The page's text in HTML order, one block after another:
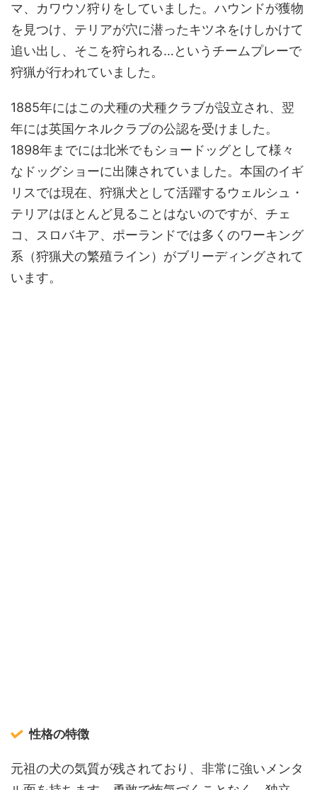
マ、カワウソ狩りをしていました。ハウンドが獲物
を見つけ、テリアが穴に潜ったキツネをけしかけて
追い出し、そこを狩られる…というチームプレーで
狩猟が行われていました。
1885年にはこの犬種の犬種クラブが設立され、翌
年には英国ケネルクラブの公認を受けました。
1898年までには北米でもショードッグとして様々
なドッグショーに出陳されていました。本国のイギ
リスでは現在、狩猟犬として活躍するウェルシュ・
テリアはほとんど見ることはないのですが、チェ
コ、スロバキア、ポーランドでは多くのワーキング
系（狩猟犬の繁殖ライン）がブリーディングされて
います。
性格の特徴
元祖の犬の気質が残されており、非常に強いメンタ